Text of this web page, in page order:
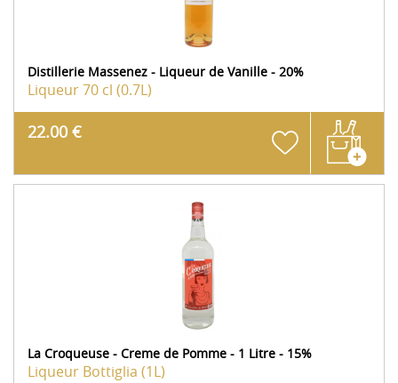
Distillerie Massenez - Liqueur de Vanille - 20%
Liqueur70 cl (0.7L)
22.00 €
La Croqueuse - Creme de Pomme - 1 Litre - 15%
Liqueur Bottiglia (1L)